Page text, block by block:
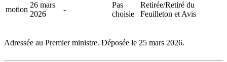
motion
26 mars
2026
-
Pas
choisie
Retirée/Retiré du
Feuilleton et Avis
Adressée au Premier ministre. Déposée le 25 mars 2026.